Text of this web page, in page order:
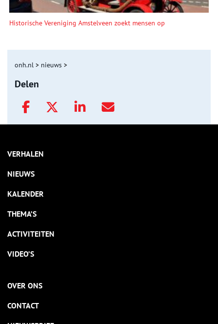
Historische Vereniging Amstelveen zoekt mensen op
onh.nl > nieuws >
Delen
VERHALEN
NIEUWS
KALENDER
THEMA’S
ACTIVITEITEN
VIDEO’S
OVER ONS
CONTACT